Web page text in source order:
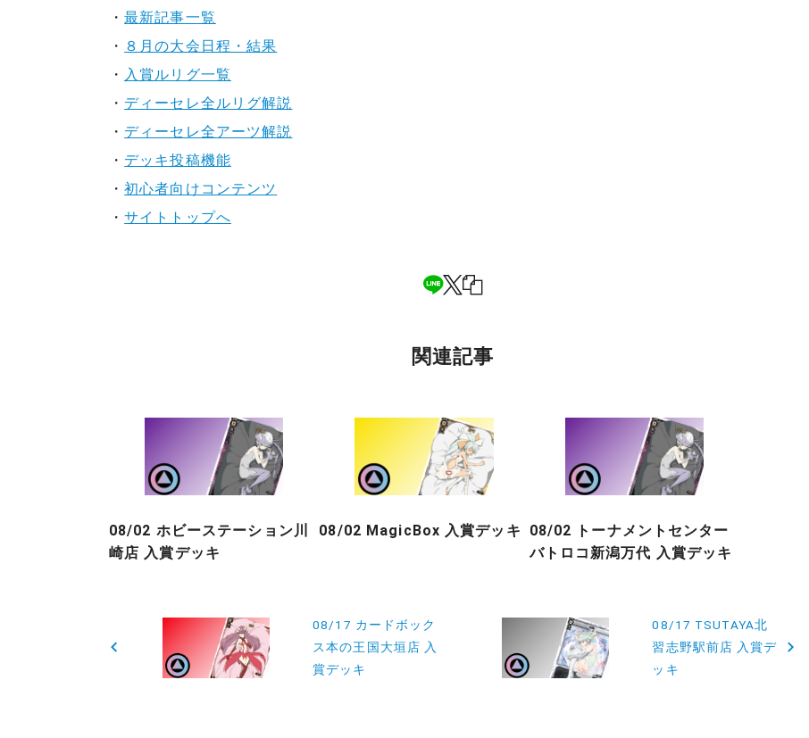
・最新記事一覧
・ ８月の大会日程・結果
・ 入賞ルリグ一覧
・ ディーセレ全ルリグ解説
・ ディーセレ全アーツ解説
・ デッキ投稿機能
・初心者向けコンテンツ
・サイトトップへ
関連記事
08/02 ホビーステーション川
崎店 入賞デッキ
08/02 MagicBox 入賞デッキ
08/02 トーナメントセンター
バトロコ新潟万代 入賞デッキ
稿
08/17 カードボック
ス本の王国大垣店 入
賞デッキ
08/17 TSUTAYA北
習志野駅前店 入賞デ
ッキ